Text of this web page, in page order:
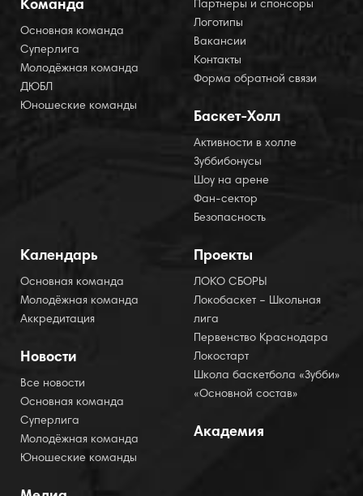
Команда
Основная команда
Суперлига
Молодёжная команда
ДЮБЛ
Юношеские команды
Партнеры и спонсоры
Логотипы
Вакансии
Контакты
Форма обратной связи
Баскет-Холл
Активности в холле
Зуббибонусы
Шоу на арене
Фан-сектор
Безопасность
Календарь
Основная команда
Молодёжная команда
Аккредитация
Новости
Все новости
Основная команда
Суперлига
Молодёжная команда
Юношеские команды
Проекты
ЛОКО СБОРЫ
Локобаскет – Школьная
лига
Первенство Краснодара
Локостарт
Школа баскетбола «Зубби»
«Основной состав»
Академия